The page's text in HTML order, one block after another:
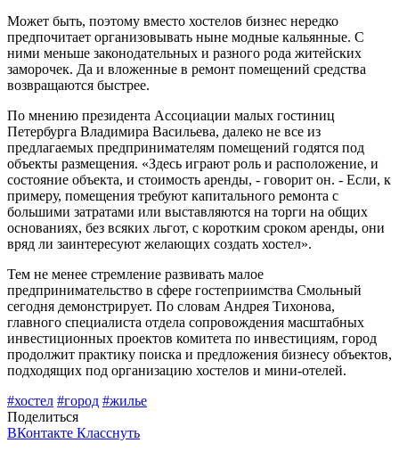
Может быть, поэтому вместо хостелов бизнес нередко
предпочитает организовывать ныне модные кальянные. С
ними меньше законодательных и разного рода житейских
заморочек. Да и вложенные в ремонт помещений средства
возвращаются быстрее.
По мнению президента Ассоциации малых гостиниц
Петербурга Владимира Васильева, далеко не все из
предлагаемых предпринимателям помещений годятся под
объекты размещения. «Здесь играют роль и расположение, и
состояние объекта, и стоимость аренды, - говорит он. - Если, к
примеру, помещения требуют капитального ремонта с
большими затратами или выставляются на торги на общих
основаниях, без всяких льгот, с коротким сроком аренды, они
вряд ли заинтересуют желающих создать хостел».
Тем не менее стремление развивать малое
предпринимательство в сфере гостеприимства Смольный
сегодня демонстрирует. По словам Андрея Тихонова,
главного специалиста отдела сопровождения масштабных
инвестиционных проектов комитета по инвестициям, город
продолжит практику поиска и предложения бизнесу объектов,
подходящих под организацию хостелов и мини-отелей.
#хостел #город #жилье
Поделиться
ВКонтакте Класснуть